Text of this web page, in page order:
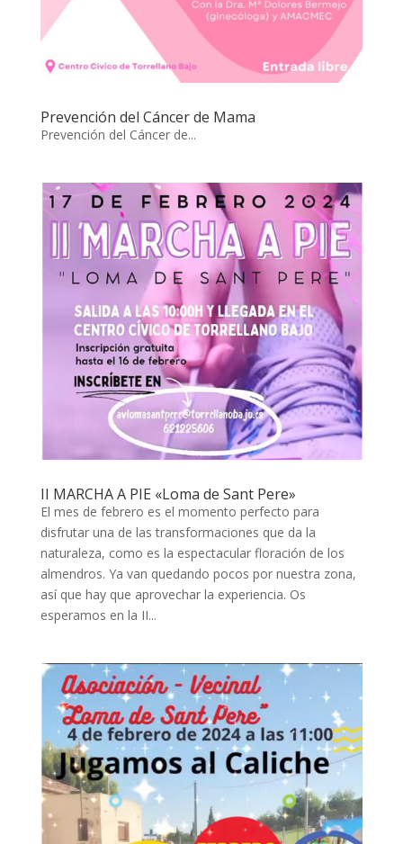
Prevención del Cáncer de Mama
Prevención del Cáncer de...
II MARCHA A PIE «Loma de Sant Pere»
El mes de febrero es el momento perfecto para
disfrutar una de las transformaciones que da la
naturaleza, como es la espectacular floración de los
almendros. Ya van quedando pocos por nuestra zona,
así que hay que aprovechar la experiencia. Os
esperamos en la II...